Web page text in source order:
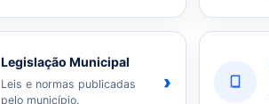
Legislação Municipal
Leis e normas publicadas
pelo município.
›